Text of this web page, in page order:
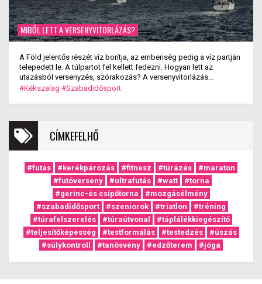
MIBŐL LETT A VERSENYVITORLÁZÁS?
A Föld jelentős részét víz borítja, az emberiség pedig a víz partján
telepedett le. A túlpartot fel kellett fedezni. Hogyan lett az
utazásból versenyzés, szórakozás? A versenyvitorlázás
kialakulása.
#Kékszalag #Szabadidősport
CÍMKEFELHŐ
#futás #kerékpározás #fitnesz #túrázás
#maraton
#futóverseny
#ultrafutás #watt
#torna
#gerinc-és csípőtorna
#mozgásélmény
#szabadidősport
#szeniorok #triatlon
#tréning
#túrafelszerelés
#túraútvonal
#táplálékkiegészítő
#teljesítőképesség
#testformálás #testedzés
#úszás
#súlykontroll
#tanösvény #edzőterem #jóga